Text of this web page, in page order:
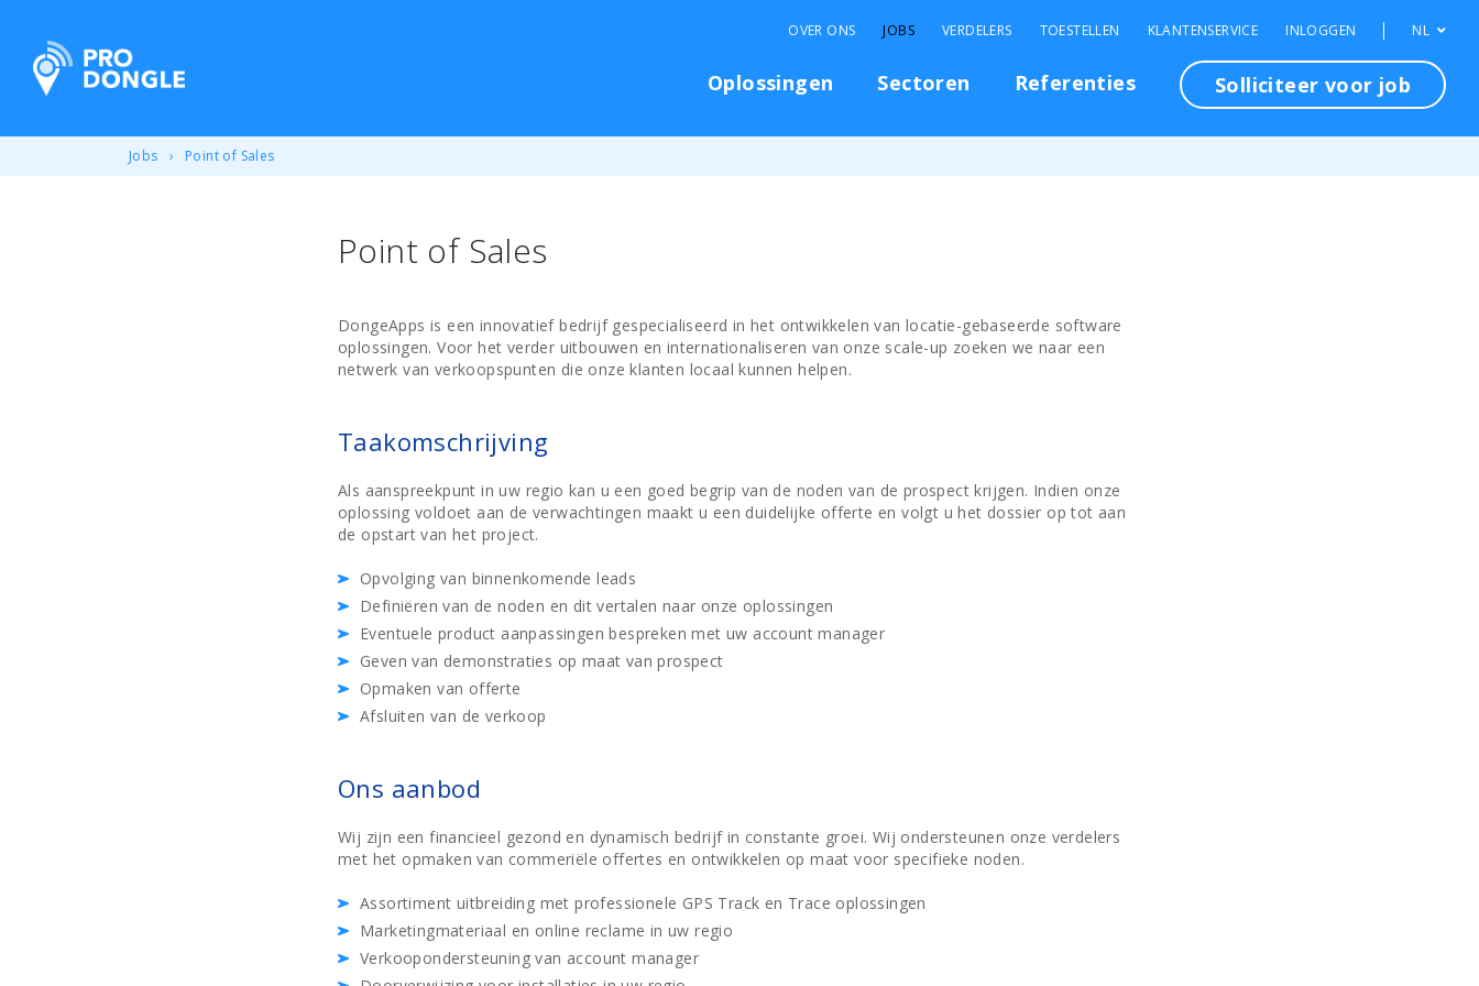
ProDongle Track & Trace
Oplossingen Sectoren Referenties Solliciteer voor job
OVER ONS JOBS VERDELERS TOESTELLEN KLANTENSERVICE INLOGGEN NL
Jobs Point of Sales
Point of Sales
DongeApps is een innovatief bedrijf gespecialiseerd in het ontwikkelen van locatie-gebaseerde software
oplossingen. Voor het verder uitbouwen en internationaliseren van onze scale-up zoeken we naar een
netwerk van verkoopspunten die onze klanten locaal kunnen helpen.
Taakomschrijving
Als aanspreekpunt in uw regio kan u een goed begrip van de noden van de prospect krijgen. Indien onze
oplossing voldoet aan de verwachtingen maakt u een duidelijke offerte en volgt u het dossier op tot aan
de opstart van het project.
Opvolging van binnenkomende leads
Definiëren van de noden en dit vertalen naar onze oplossingen
Eventuele product aanpassingen bespreken met uw account manager
Geven van demonstraties op maat van prospect
Opmaken van offerte
Afsluiten van de verkoop
Ons aanbod
Wij zijn een financieel gezond en dynamisch bedrijf in constante groei. Wij ondersteunen onze verdelers
met het opmaken van commeriële offertes en ontwikkelen op maat voor specifieke noden.
Assortiment uitbreiding met professionele GPS Track en Trace oplossingen
Marketingmateriaal en online reclame in uw regio
Verkoopondersteuning van account manager